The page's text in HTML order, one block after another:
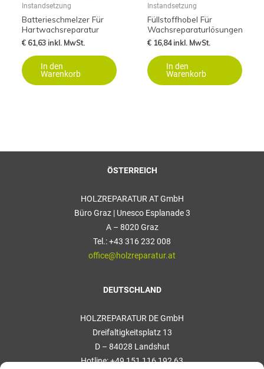
Instandsetzung
Batterieschmelzer Für
Hartwachsreparatur
€ 61,63 inkl. MwSt.
In den
Warenkorb
Instandsetzung
Füllstoffhobel Für
Wachsreparaturlösungen
€ 16,84inkl. MwSt.
In den
Warenkorb
ÖSTERREICH
HOLZREPARATUR AT GmbH
Büro Graz | Unesco Esplanade 3
A – 8020 Graz
Tel.: +43 316 232 008
office@holzreparatur.at
DEUTSCHLAND
HOLZREPARATUR DE GmbH
Dreifaltigkeitsplatz 13
D – 84028 Landshut
Hotline: +49 151 116 192 63